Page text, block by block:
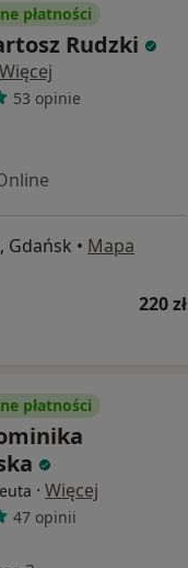
płatności
Rudzki
Więcej
53 opinie
Gdańsk • Mapa
220 zł
płatności
· Więcej
47 opinii